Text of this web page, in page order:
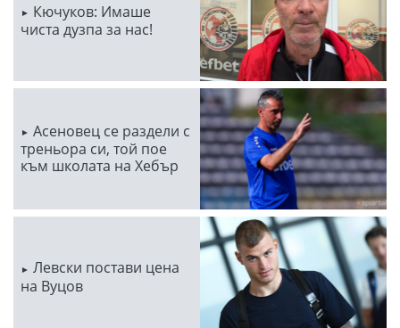
Кючуков: Имаше
чиста дузпа за нас!
Асеновец се раздели с
треньора си, той пое
към школата на Хебър
Левски постави цена
на Вуцов